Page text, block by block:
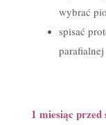
wybrać
spisać
parafialnej
1 miesiąc przed